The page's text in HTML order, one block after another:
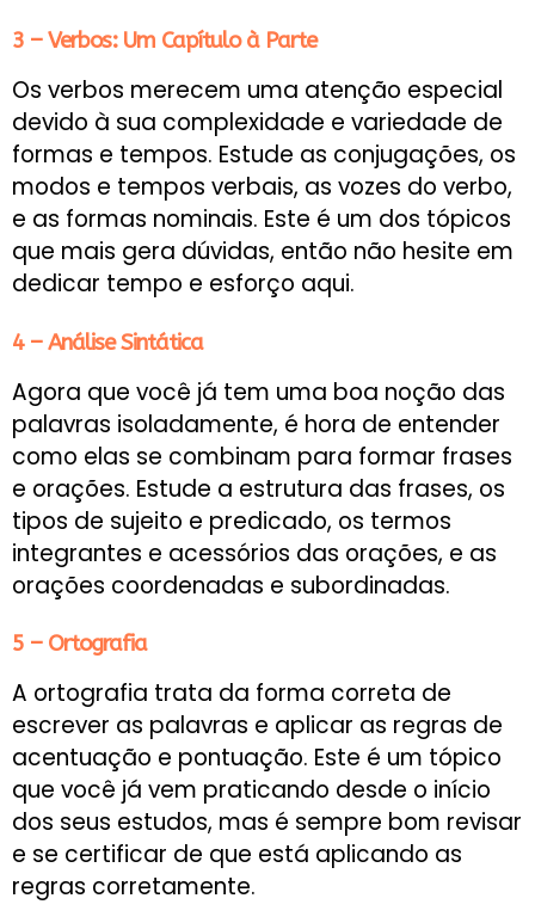
3 – Verbos: Um Capítulo à Parte
Os verbos merecem uma atenção especial
devido à sua complexidade e variedade de
formas e tempos. Estude as conjugações, os
modos e tempos verbais, as vozes do verbo,
e as formas nominais. Este é um dos tópicos
que mais gera dúvidas, então não hesite em
dedicar tempo e esforço aqui.
4 – Análise Sintática
Agora que você já tem uma boa noção das
palavras isoladamente, é hora de entender
como elas se combinam para formar frases
e orações. Estude a estrutura das frases, os
tipos de sujeito e predicado, os termos
integrantes e acessórios das orações, e as
orações coordenadas e subordinadas.
5 – Ortografia
A ortografia trata da forma correta de
escrever as palavras e aplicar as regras de
acentuação e pontuação. Este é um tópico
que você já vem praticando desde o início
dos seus estudos, mas é sempre bom revisar
e se certificar de que está aplicando as
regras corretamente.